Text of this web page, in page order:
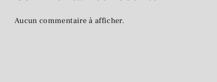
Aucun commentaire à afficher.